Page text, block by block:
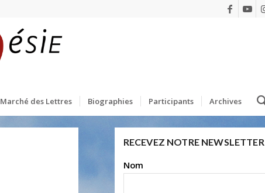
Marché des Lettres Biographies Participants Archives
RECEVEZ NOTRE NEWSLETTER
Nom